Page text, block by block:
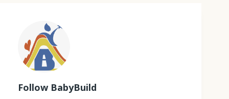
Follow BabyBuild